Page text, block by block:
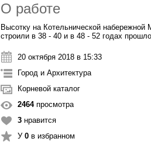
О работе
Высотку на Котельнической набережной
строили в 38 - 40 и в 48 - 52 годах
20 октября 2018 в 15:33
Город и Архитектура
Корневой каталог
2464просмотра
3 нравится
У 0 в избранном